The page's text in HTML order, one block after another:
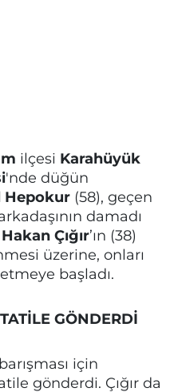
ilçesi Karahüyük
'nde düğün
Hepokur (58), geçen
damadı
Hakan Çığır’ın (38)
üzerine, onları
başladı.
GÖNDERDİ
için
gönderdi. Çığır da